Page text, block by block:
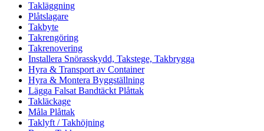
Takläggning
Plåtslagare
Takbyte
Takrengöring
Takrenovering
Installera Snörasskydd, Takstege, Takbrygga
Hyra & Transport av Container
Hyra & Montera Byggställning
Lägga Falsat Bandtäckt Plåttak
Takläckage
Måla Plåttak
Taklyft / Takhöjning